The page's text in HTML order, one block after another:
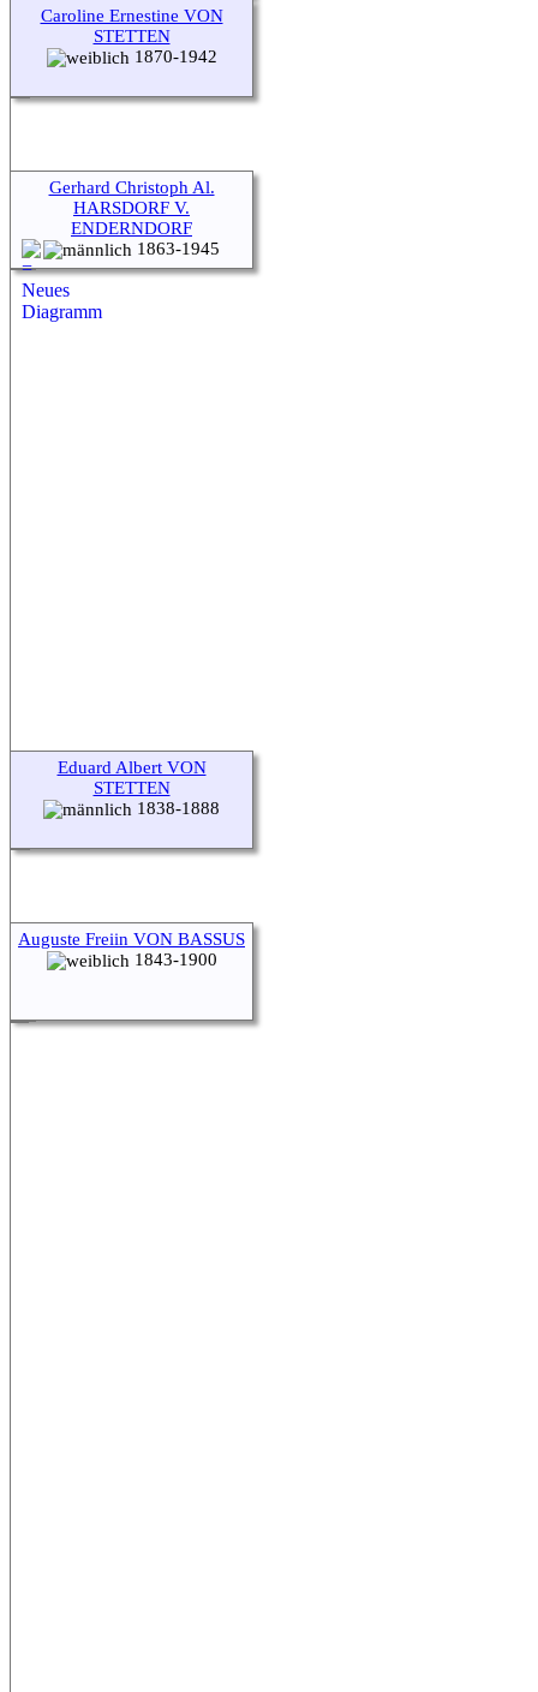
Caroline Ernestine VON
STETTEN
1870-1942
Gerhard Christoph Al.
HARSDORF V.
ENDERNDORF
1863-1945
Eduard Albert VON
STETTEN
1838-1888
Auguste Freiin VON BASSUS
1843-1900